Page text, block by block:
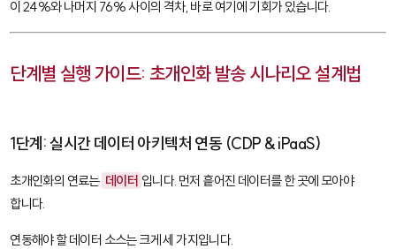
이 24%와 나머지 76% 사이의 격차, 바로 여기에 기회가 있습니다.
단계별 실행 가이드: 초개인화 발송 시나리오 설계법
1단계: 실시간 데이터 아키텍처 연동 (CDP & iPaaS)
초개인화의 연료는 데이터 입니다. 먼저 흩어진 데이터를 한 곳에 모아야
합니다.
연동해야 할 데이터 소스는 크게 세 가지입니다.